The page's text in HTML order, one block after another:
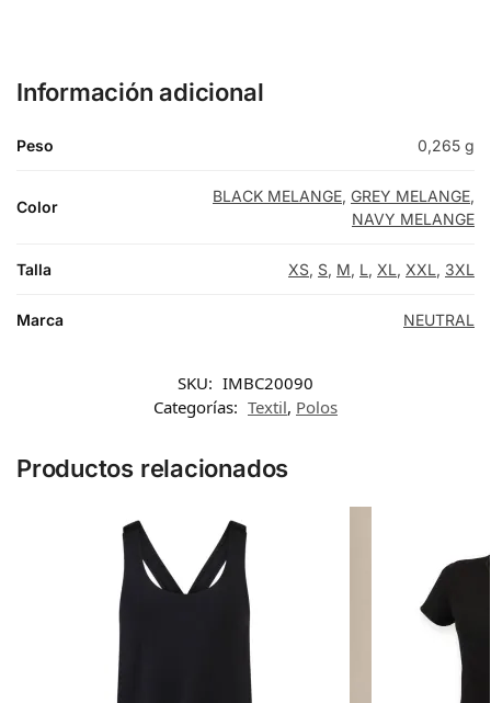
Información adicional
Peso 0,265 g
Color
BLACK MELANGE, GREY MELANGE,
NAVY MELANGE
Talla XS, S, M, L, XL, XXL, 3XL
Marca NEUTRAL
SKU: IMBC20090
Categorías: Textil, Polos
Productos relacionados